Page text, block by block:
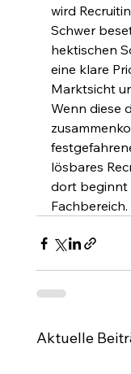
wird
Schwer
hektischen
eine klare
Marktsicht
Wenn diese
lösbares
dort beginnt
Fachbereich.
Aktuelle